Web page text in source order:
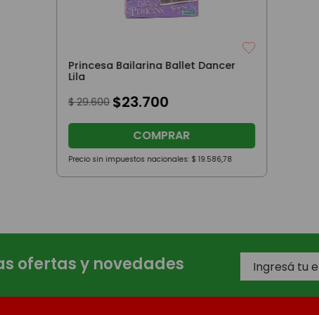
Princesa Bailarina Ballet Dancer
Lila
$ 29.600 $23.700
COMPRAR
Precio sin impuestos nacionales: $ 19.586,78
ofertas y novedades